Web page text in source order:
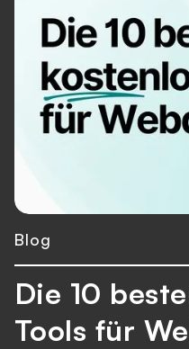
Blog
Die 10
Tools für